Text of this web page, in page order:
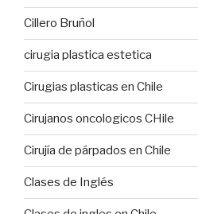
Cillero Bruñol
cirugia plastica estetica
Cirugias plasticas en Chile
Cirujanos oncologicos CHile
Cirujía de párpados en Chile
Clases de Inglés